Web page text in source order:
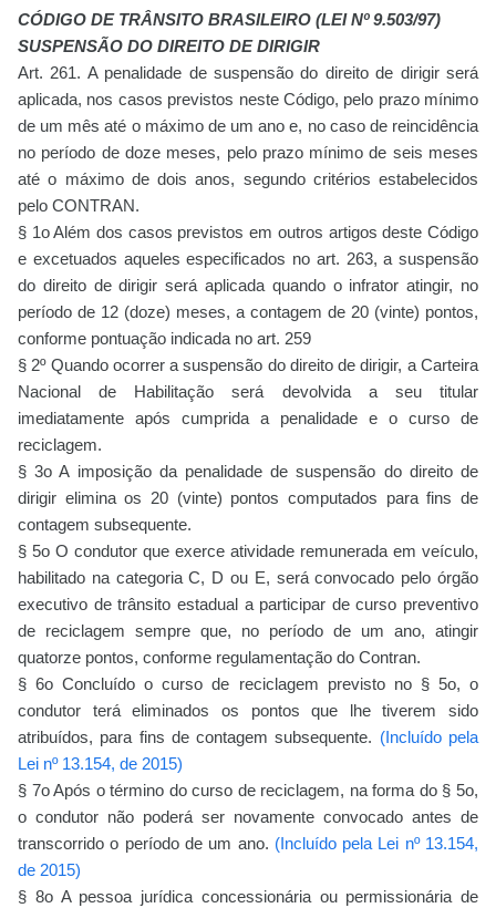
CÓDIGO DE TRÂNSITO BRASILEIRO (LEI Nº 9.503/97)
SUSPENSÃO DO DIREITO DE DIRIGIR
Art. 261. A penalidade de suspensão do direito de dirigir será
aplicada, nos casos previstos neste Código, pelo prazo mínimo
de um mês até o máximo de um ano e, no caso de reincidência
no período de doze meses, pelo prazo mínimo de seis meses
até o máximo de dois anos, segundo critérios estabelecidos
pelo CONTRAN.
§ 1o Além dos casos previstos em outros artigos deste Código
e excetuados aqueles especificados no art. 263, a suspensão
do direito de dirigir será aplicada quando o infrator atingir, no
período de 12 (doze) meses, a contagem de 20 (vinte) pontos,
conforme pontuação indicada no art. 259
§ 2º Quando ocorrer a suspensão do direito de dirigir, a Carteira
Nacional de Habilitação será devolvida a seu titular
imediatamente após cumprida a penalidade e o curso de
reciclagem.
§ 3o A imposição da penalidade de suspensão do direito de
dirigir elimina os 20 (vinte) pontos computados para fins de
contagem subsequente.
§ 5o O condutor que exerce atividade remunerada em veículo,
habilitado na categoria C, D ou E, será convocado pelo órgão
executivo de trânsito estadual a participar de curso preventivo
de reciclagem sempre que, no período de um ano, atingir
quatorze pontos, conforme regulamentação do Contran.
§ 6o Concluído o curso de reciclagem previsto no § 5o, o
condutor terá eliminados os pontos que lhe tiverem sido
atribuídos, para fins de contagem subsequente. (Incluído pela
Lei nº 13.154, de 2015)
§ 7o Após o término do curso de reciclagem, na forma do § 5o,
o condutor não poderá ser novamente convocado antes de
transcorrido o período de um ano. (Incluído pela Lei nº 13.154,
de 2015)
§ 8o A pessoa jurídica concessionária ou permissionária de